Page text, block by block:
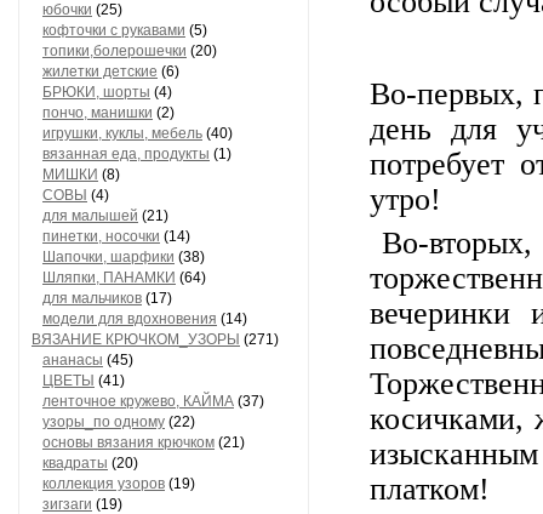
юбочки (25)
кофточки с рукавами (5)
топики,болерошечки (20)
жилетки детские (6)
БРЮКИ, шорты (4)
пончо, манишки (2)
игрушки, куклы, мебель (40)
вязанная еда, продукты (1)
МИШКИ (8)
СОВЫ (4)
для малышей (21)
пинетки, носочки (14)
Шапочки, шарфики (38)
Шляпки, ПАНАМКИ (64)
для мальчиков (17)
модели для вдохновения (14)
ВЯЗАНИЕ КРЮЧКОМ_УЗОРЫ (271)
ананасы (45)
ЦВЕТЫ (41)
ленточное кружево, КАЙМА (37)
узоры_по одному (22)
основы вязания крючком (21)
квадраты (20)
коллекция узоров (19)
зигзаги (19)
Во-первых,
день для
потребует
утро!
Во-вторых,
вечеринки
косичками,
платком!